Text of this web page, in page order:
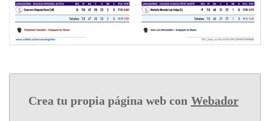
Crea tu propia página web con Webador